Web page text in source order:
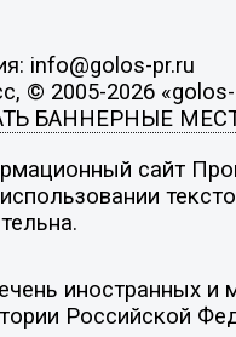
info@golos-pr.ru
© 2005-2026 «golos-
БАННЕРНЫЕ
сайт
иностранных и
Российской